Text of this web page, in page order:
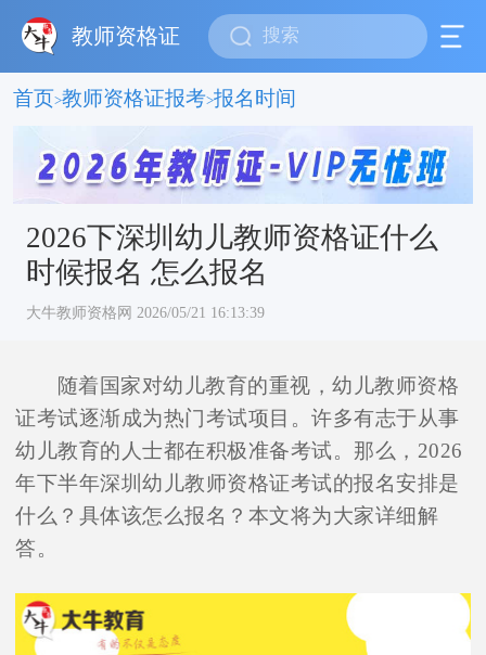
教师资格证
首页>教师资格证报考>报名时间
2026下深圳幼儿教师资格证什么
时候报名 怎么报名
大牛教师资格网 2026/05/21 16:13:39
随着国家对幼儿教育的重视，幼儿教师资格
证考试逐渐成为热门考试项目。许多有志于从事
幼儿教育的人士都在积极准备考试。那么，2026
年下半年深圳幼儿教师资格证考试的报名安排是
什么？具体该怎么报名？本文将为大家详细解
答。